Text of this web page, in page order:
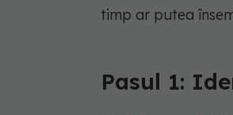
timp ar putea
Pasul 1: